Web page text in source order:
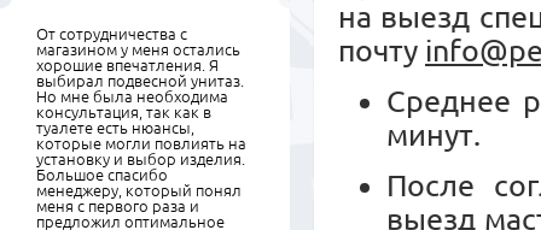
на выезд
почту
Среднее
минут.
После
выезд
От сотрудничества с
магазином у меня остались
хорошие впечатления. Я
выбирал подвесной унитаз.
Но мне была необходима
консультация, так как в
туалете есть нюансы,
которые могли повлиять на
установку и выбор изделия.
Большое спасибо
менеджеру, который понял
меня с первого раза и
предложил оптимальное